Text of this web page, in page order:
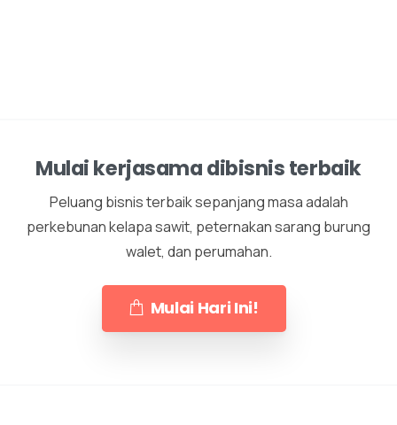
Mulai kerjasama dibisnis terbaik
Peluang bisnis terbaik sepanjang masa adalah
perkebunan kelapa sawit, peternakan sarang burung
walet, dan perumahan.
Mulai Hari Ini!